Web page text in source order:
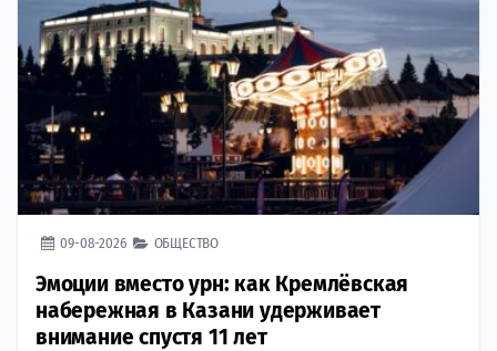
09-08-2026 ОБЩЕСТВО
Эмоции вместо урн: как Кремлёвская
набережная в Казани удерживает
внимание спустя 11 лет